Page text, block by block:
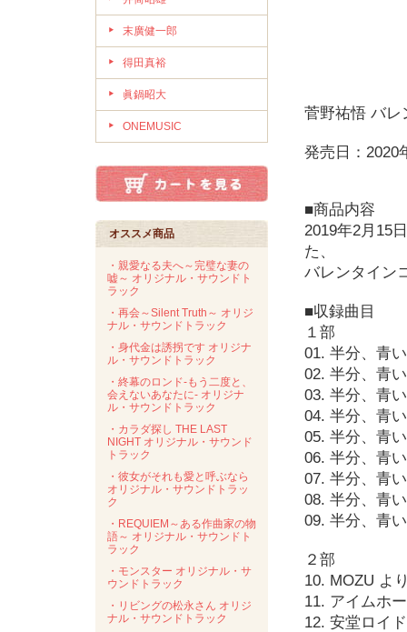
末廣健一郎
得田真裕
眞鍋昭大
ONEMUSIC
オススメ商品
・親愛なる夫へ～完璧な妻の
嘘～ オリジナル・サウンドト
ラック
・再会～Silent Truth～ オリジ
ナル・サウンドトラック
・身代金は誘拐です オリジナ
ル・サウンドトラック
・終幕のロンド-もう二度と、
会えないあなたに- オリジナ
ル・サウンドトラック
・カラダ探し THE LAST
NIGHT オリジナル・サウンド
トラック
・彼女がそれも愛と呼ぶなら
オリジナル・サウンドトラッ
ク
・REQUIEM～ある作曲家の物
語～ オリジナル・サウンドト
ラック
・モンスター オリジナル・サ
ウンドトラック
・リビングの松永さん オリジ
ナル・サウンドトラック
菅野祐悟 バレ
発売日：2020
■商品内容
2019年2月15
た、
バレンタイン
■収録曲目
１部
01. 半分、青
02. 半分、青
03. 半分、青
04. 半分、青
05. 半分、青
06. 半分、青
07. 半分、青
08. 半分、青
09. 半分、青
２部
10. MOZU よ
11. アイムホ
12. 安堂ロイ